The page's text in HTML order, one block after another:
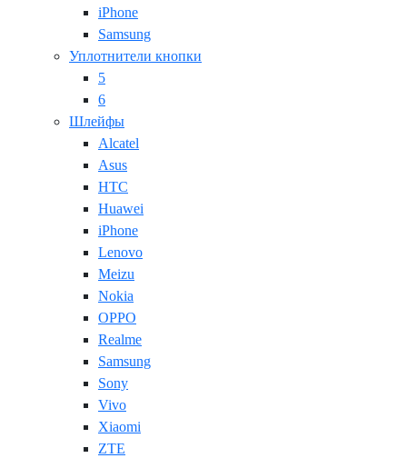
iPhone
Samsung
Уплотнители кнопки
5
6
Шлейфы
Alcatel
Asus
HTC
Huawei
iPhone
Lenovo
Meizu
Nokia
OPPO
Realme
Samsung
Sony
Vivo
Xiaomi
ZTE